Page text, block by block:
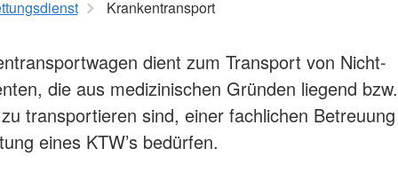
Schulbegleitung und
Schulsanitätsdienst
Freiwilligendienste
Aus- und
Krankentransport
dient zum Transport von Nicht-
die aus medizinischen Gründen liegend
transportieren sind, einer fachlichen
eines KTW’s bedürfen.